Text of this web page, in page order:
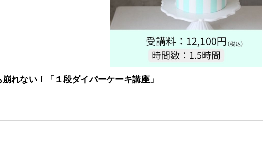
れない！「１段ダイパーケーキ講座」